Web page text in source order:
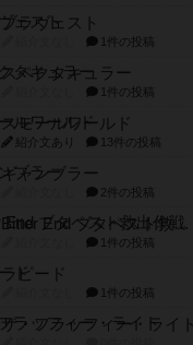
ブラヴェスト
1件の投稿
スペクタキュラー
1件の投稿
スモールワールド
紹介文あり 13件の投稿
ギャンブラー
2件の投稿
Bitter End ブタペスト救出作戦
1件の投稿
ラピード
1件の投稿
ザ・フラッフィー・ライト